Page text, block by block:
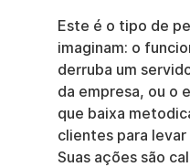
Este é o tipo de
imaginam: o
derruba um
da empresa, ou o
que baixa
clientes para
Suas ações são